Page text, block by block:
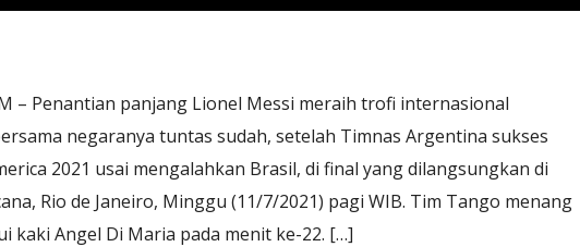
– Penantian panjang Lionel Messi meraih trofi internasional
negaranya tuntas sudah, setelah Timnas Argentina sukses
2021 usai mengalahkan Brasil, di final yang dilangsungkan di
Rio de Janeiro, Minggu (11/7/2021) pagi WIB. Tim Tango menang
kaki Angel Di Maria pada menit ke-22. […]